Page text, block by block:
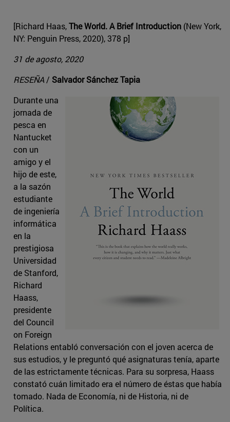
[Richard Haas,The World. A Brief Introduction (New York,
NY: Penguin Press, 2020), 378 p]
31 de agosto, 2020
RESEÑA / Salvador Sánchez Tapia
Durante una
jornada de
pesca en
Nantucket
con un
amigo y el
hijo de este,
a la sazón
estudiante
de ingeniería
informática
en la
prestigiosa
Universidad
de Stanford,
Richard
Haass,
presidente
del Council
on Foreign
Relations entabló conversación con el joven acerca de
sus estudios, y le preguntó qué asignaturas tenía, aparte
de las estrictamente técnicas. Para su sorpresa, Haass
constató cuán limitado era el número de éstas que había
tomado. Nada de Economía, ni de Historia, ni de
Política.